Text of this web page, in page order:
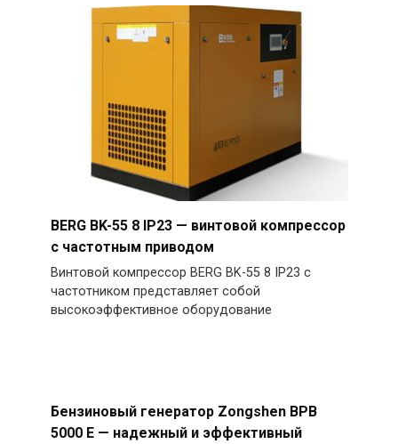
BERG BK-55 8 IP23 — винтовой компрессор
с частотным приводом
Винтовой компрессор BERG BK-55 8 IP23 с
частотником представляет собой
высокоэффективное оборудование
Бензиновый генератор Zongshen BPB
5000 E — надежный и эффективный